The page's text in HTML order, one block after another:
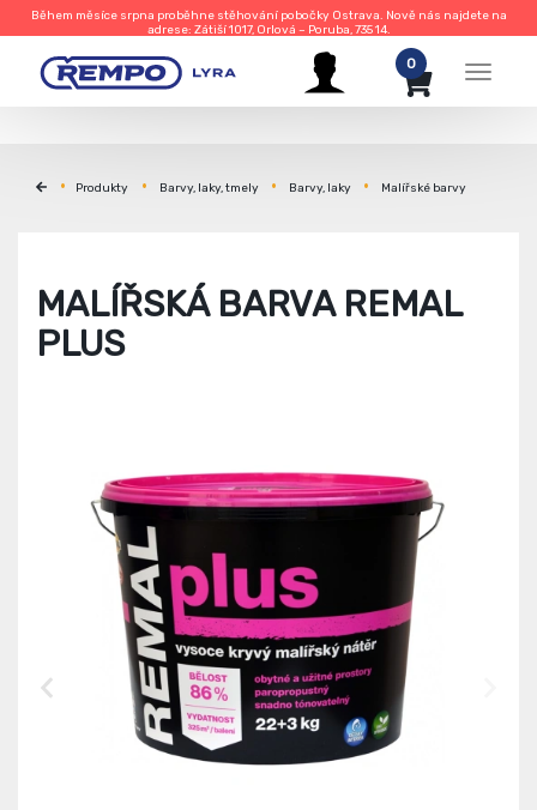
Během měsíce srpna proběhne stěhování pobočky Ostrava. Nově nás najdete na
adrese: Zátiší 1017, Orlová – Poruba, 735 14.
Menu
0
Produkty Barvy, laky, tmely Barvy, laky Malířské barvy
MALÍŘSKÁ BARVA REMAL
PLUS